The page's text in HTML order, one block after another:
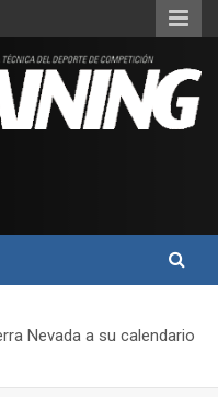
deporte
Nevada a su calendario